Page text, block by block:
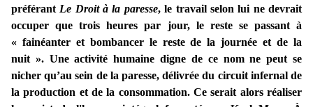
préférant Le Droit à la paresse, le travail selon lui ne devrait
occuper que trois heures par jour, le reste se passant à
« fainéanter et bombancer le reste de la journée et de la
nuit ». Une activité humaine digne de ce nom ne peut se
nicher qu’au sein de la paresse, délivrée du circuit infernal de
la production et de la consommation. Ce serait alors réaliser